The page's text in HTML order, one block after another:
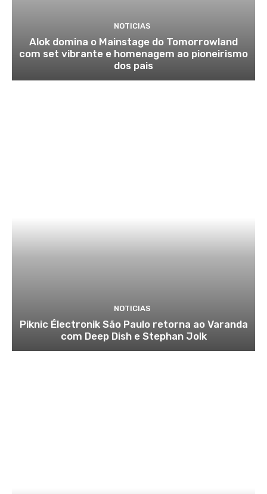
NOTICIAS
Alok domina o Mainstage do Tomorrowland
com set vibrante e homenagem ao pioneirismo
dos pais
NOTICIAS
Piknic Électronik São Paulo retorna ao Varanda
com Deep Dish e Stephan Jolk